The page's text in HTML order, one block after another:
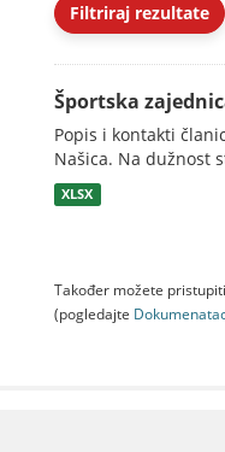
Filtriraj rezultate
Športska
Popis i kontakti
Našica. Na dužnost
XLSX
Također možete
(pogledajte